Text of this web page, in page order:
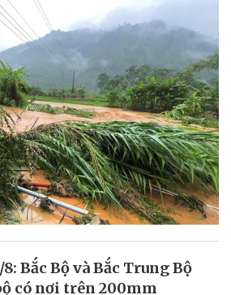
Bắc Bộ và Bắc Trung Bộ
có nơi trên 200mm